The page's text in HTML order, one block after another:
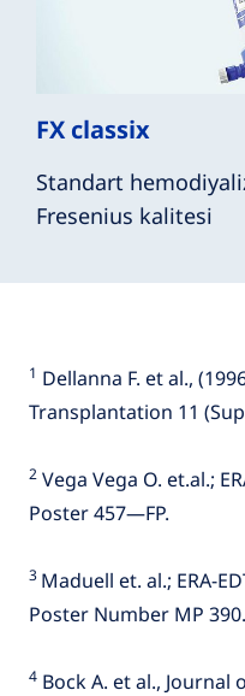
FX classix
Standart
Fresenius kalitesi
1 Dellanna F. et al.,
Transplantation 11
2 Vega Vega O. et.al.;
Poster 457—FP.
3 Maduell et. al.; ERA-
Poster Number MP 390.
4 Bock A. et al.,